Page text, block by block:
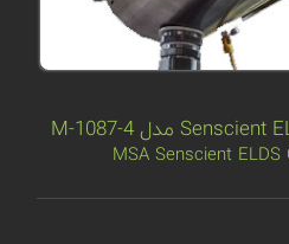
MSA Senscient ELDS